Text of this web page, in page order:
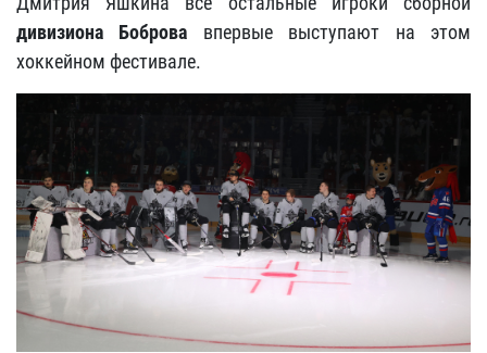
дивизиона Боброва впервые выступают на этом
хоккейном фестивале.